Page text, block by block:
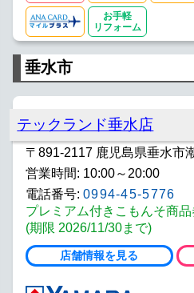
お手軽
リフォーム
垂水市
テックランド垂水店
〒891-2117 鹿児島県垂水市
営業時間: 10:00～20:00
電話番号: 0994-45-5776
プレミアム付きこもんそ商品
(期限 2026/11/30まで)
店舗情報を見る